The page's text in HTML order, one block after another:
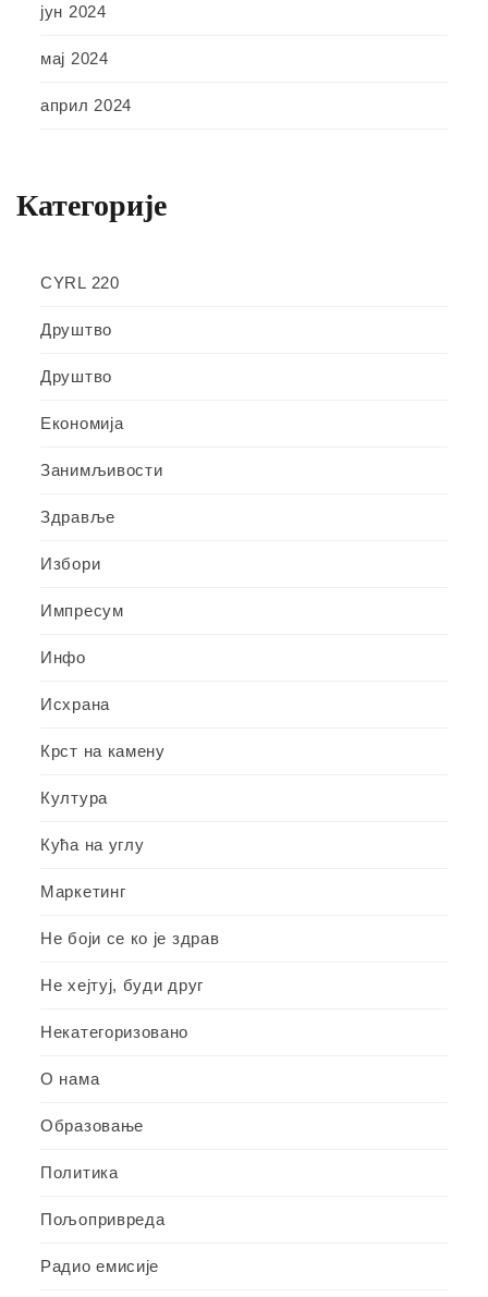
јун 2024
мај 2024
април 2024
Категорије
CYRL 220
Друштво
Друштво
Економија
Занимљивости
Здравље
Избори
Импресум
Инфо
Исхрана
Крст на камену
Култура
Кућа на углу
Маркетинг
Не боји се ко је здрав
Не хејтуј, буди друг
Некатегоризовано
О нама
Образовање
Политика
Пољопривреда
Радио емисије